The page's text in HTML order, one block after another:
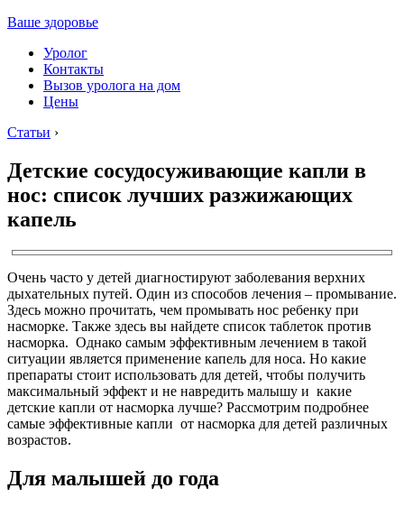
Ваше здоровье
Уролог
Контакты
Вызов уролога на дом
Цены
Статьи ›
Детские сосудосуживающие капли в
нос: список лучших разжижающих
капель
Очень часто у детей диагностируют заболевания верхних
дыхательных путей. Один из способов лечения – промывание.
Здесь можно прочитать, чем промывать нос ребенку при
насморке. Также здесь вы найдете список таблеток против
насморка. Однако самым эффективным лечением в такой
ситуации является применение капель для носа. Но какие
препараты стоит использовать для детей, чтобы получить
максимальный эффект и не навредить малышу и какие
детские капли от насморка лучше? Рассмотрим подробнее
самые эффективные капли от насморка для детей различных
возрастов.
Для малышей до года